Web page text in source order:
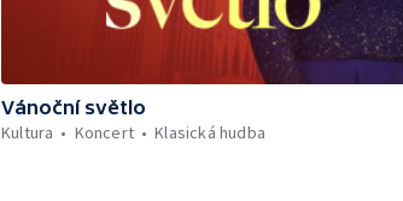
Vánoční světlo
Kultura
Koncert Klasická hudba